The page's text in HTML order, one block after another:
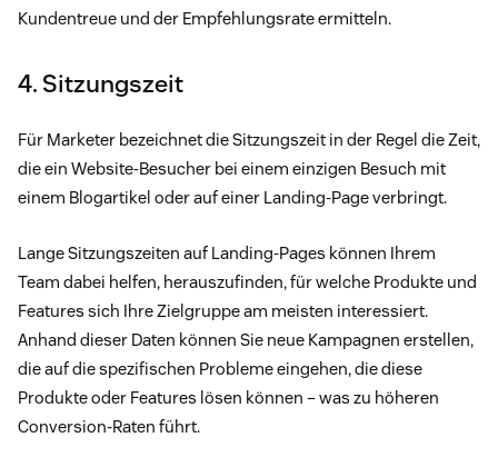
Kundentreue und der Empfehlungsrate ermitteln.
4. Sitzungszeit
Für Marketer bezeichnet die Sitzungszeit in der Regel die Zeit,
die ein Website-Besucher bei einem einzigen Besuch mit
einem Blogartikel oder auf einer Landing-Page verbringt.
Lange Sitzungszeiten auf Landing-Pages können Ihrem
Team dabei helfen, herauszufinden, für welche Produkte und
Features sich Ihre Zielgruppe am meisten interessiert.
Anhand dieser Daten können Sie neue Kampagnen erstellen,
die auf die spezifischen Probleme eingehen, die diese
Produkte oder Features lösen können – was zu höheren
Conversion-Raten führt.